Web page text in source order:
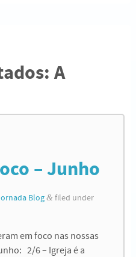
A
– Junho
Blog &filed under
em foco nas nossas
2/6 – Igreja é a